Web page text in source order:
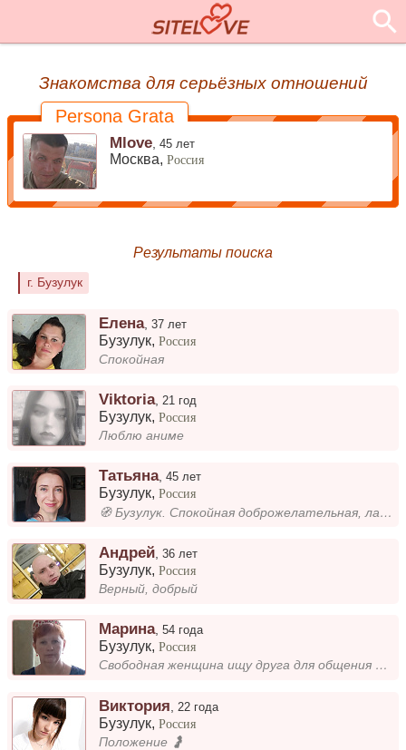
Знакомства для серьёзных отношений
Persona Grata
Mlove ,45 лет
Москва,Россия
Результаты поиска
г. Бузулук
Елена,37 лет
Бузулук,Россия
Спокойная
Viktoria, 21 год
Бузулук,Россия
Люблю аниме
Татьяна,45 лет
Бузулук,Россия
🧭 Бузулук. Спокойная доброжелательная, ласковая 155 см/50 кг, не курю. Обожаю прогулки, природу, путешествия 🌲 🌊 Ищу эне...
Андрей ,36 лет
Бузулук,Россия
Верный, добрый
Mарина,54 года
Бузулук,Россия
Свободная женщина ищу друга для общения и для встречи
Виктория 22 года
Бузулук,Россия
Положение 🤰